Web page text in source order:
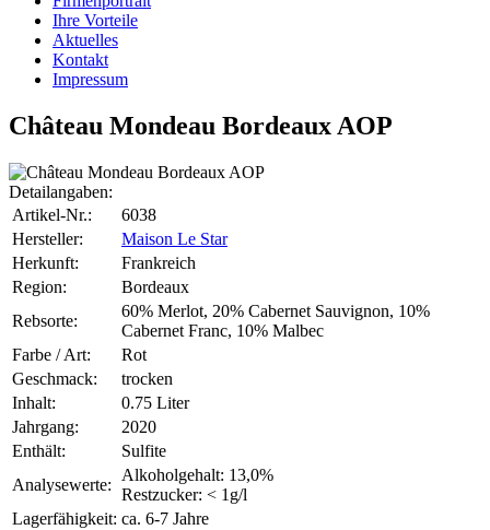
Ihre Vorteile
Aktuelles
Kontakt
Impressum
Château Mondeau Bordeaux AOP
Detailangaben:
Artikel-Nr.:
6038
Hersteller:
Maison Le Star
Herkunft:
Frankreich
Region:
Bordeaux
Rebsorte:
60% Merlot, 20% Cabernet Sauvignon, 10%
Cabernet Franc, 10% Malbec
Farbe / Art:
Rot
Geschmack:
trocken
Inhalt:
0.75 Liter
Jahrgang:
2020
Enthält:
Sulfite
Analysewerte:
Alkoholgehalt: 13,0%
Restzucker: < 1g/l
Lagerfähigkeit: ca. 6-7 Jahre